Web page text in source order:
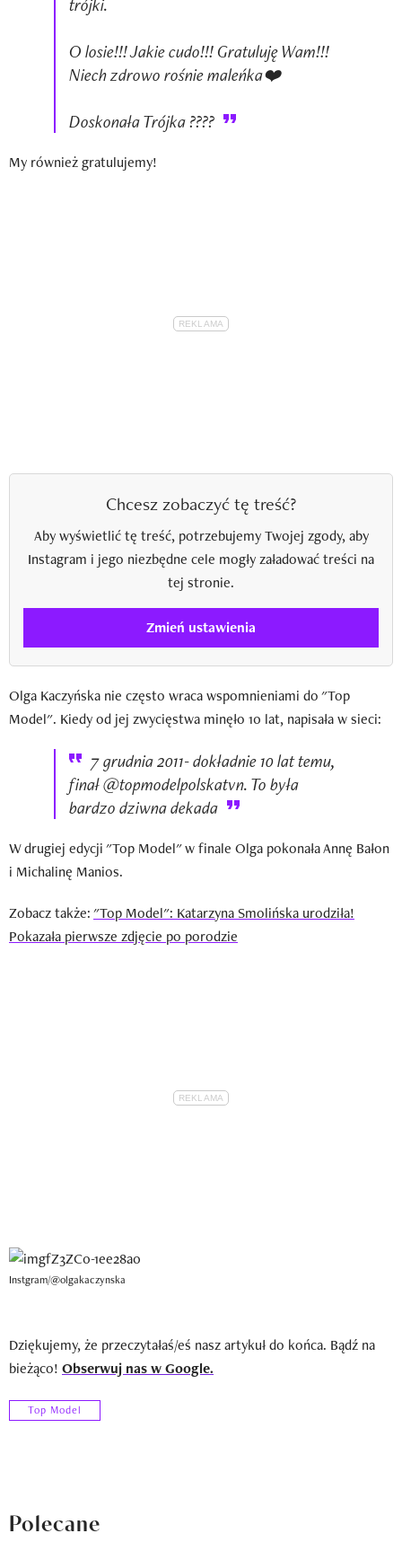
O losie!!! Jakie cudo!!! Gratuluję Wam!!!
Niech zdrowo rośnie maleńka❤️
Doskonała Trójka ????
My również gratulujemy!
Chcesz zobaczyć tę treść?
Aby wyświetlić tę treść, potrzebujemy Twojej zgody, aby
Instagram i jego niezbędne cele mogły załadować treści na
tej stronie.
Zmień ustawienia
Olga Kaczyńska nie często wraca wspomnieniami do "Top
Model". Kiedy od jej zwycięstwa minęło 10 lat, napisała w sieci:
7 grudnia 2011- dokładnie 10 lat temu,
finał @topmodelpolskatvn. To była
bardzo dziwna dekada
W drugiej edycji "Top Model" w finale Olga pokonała Annę Bałon
i Michalinę Manios.
Zobacz także:"Top Model": Katarzyna Smolińska urodziła!
Pokazała pierwsze zdjęcie po porodzie
Instgram/@olgakaczynska
Dziękujemy, że przeczytałaś/eś nasz artykuł do końca. Bądź na
bieżąco! Obserwuj nas w Google.
Top Model
Polecane